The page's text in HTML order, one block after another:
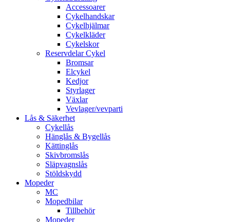
Accessoarer
Cykelhandskar
Cykelhjälmar
Cykelkläder
Cykelskor
Reservdelar Cykel
Bromsar
Elcykel
Kedjor
Styrlager
Växlar
Vevlager/vevparti
Lås & Säkerhet
Cykellås
Hänglås & Bygellås
Kättinglås
Skivbromslås
Släpvagnslås
Stöldskydd
Mopeder
MC
Mopedbilar
Tillbehör
Mopeder